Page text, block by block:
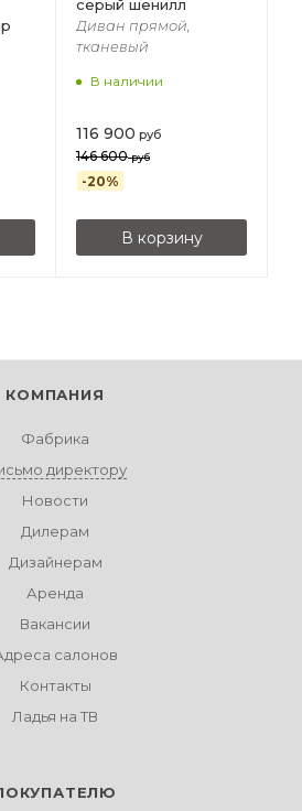
серый шенилл
Диван прямой,
тканевый
В наличии
116 900 руб
146 600руб
-20%
В корзину
КОМПАНИЯ
Фабрика
директору
Новости
Дилерам
Дизайнерам
Аренда
Вакансии
салонов
Контакты
Ладья на ТВ